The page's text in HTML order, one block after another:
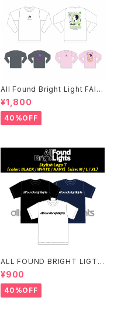
All Found Bright Light FAIT
H ロンT(残り僅か)
¥1,800
40%OFF
ALL FOUND BRIGHT LIGTH
S スタイリッシュロゴTシャツ
¥900
40%OFF